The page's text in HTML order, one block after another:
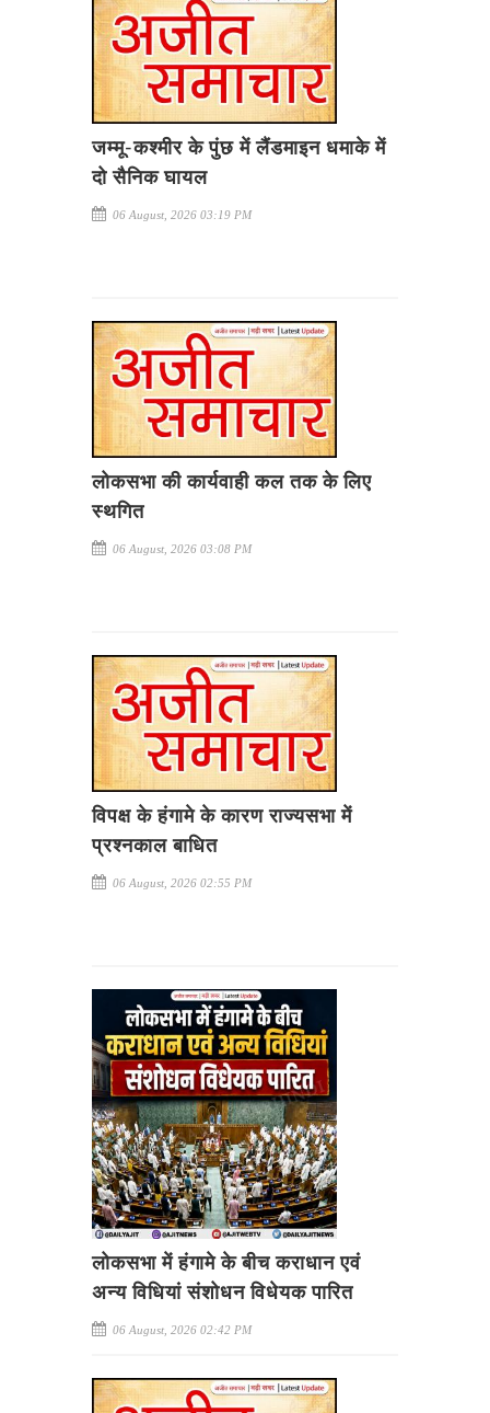
जम्मू-कश्मीर के पुंछ में लैंडमाइन धमाके में
दो सैनिक घायल
06 August, 2026 03:19 PM
लोकसभा की कार्यवाही कल तक के लिए
स्थगित
06 August, 2026 03:08 PM
विपक्ष के हंगामे के कारण राज्यसभा में
प्रश्नकाल बाधित
06 August, 2026 02:55 PM
लोकसभा में हंगामे के बीच कराधान एवं
अन्य विधियां संशोधन विधेयक पारित
06 August, 2026 02:42 PM